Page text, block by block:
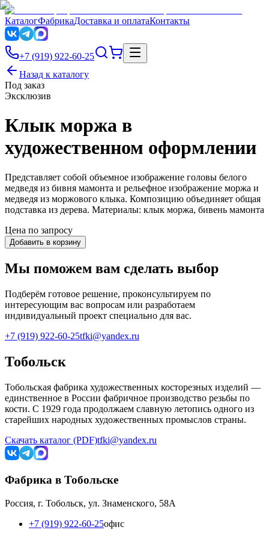
КаталогФабрикаДоставка и оплатаКонтакты
+7 (919) 922-60-25
Назад к каталогу
Под заказ
Эксклюзив
Клык моржа в
художественном оформлении
Представляет собой объемное изображение головы белого
медведя из бивня мамонта и рельефное изображение моржа и
медведя из моржового клыка. Композицию объединяет общая
подставка из дерева. Материалы: клык моржа, бивень мамонта
Цена по запросу
Добавить в корзину
Мы поможем вам сделать выбор
Подберём готовое решение, проконсультируем по
интересующим вас вопросам или разработаем
индивидуальный проект специально для вас.
+7 (919) 922-60-25tfki@yandex.ru
Тобольск
Тобольская фабрика художественных косторезных изделий —
единственное в России фабричное производство резьбы по
кости. С 1929 года продолжаем славную летопись одного из
старейших народных художественных промыслов страны.
Скачать каталог (PDF)tfki@yandex.ru
Фабрика в Тобольске
Россия, г. Тобольск, ул. Знаменского, 58А
+7 (919) 922-60-25офис